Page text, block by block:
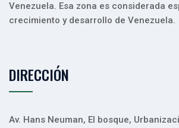
Venezuela. Esa zona es considerada
crecimiento y desarrollo de Venezuela.
DIRECCIÓN
Av. Hans Neuman, El bosque,